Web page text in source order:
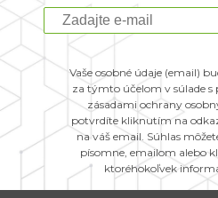
Vaše osobné údaje (email)
za týmto účelom v súlade s
zásadami ochrany
potvrdíte kliknutím na
na váš email. Súhlas
písomne, emailom alebo
ktoréhokoľvek